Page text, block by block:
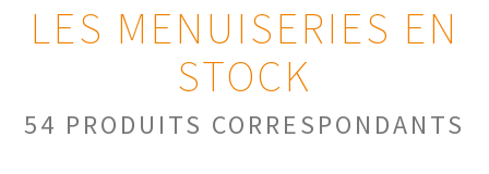
LES MENUISERIES EN
STOCK
54 PRODUITS CORRESPONDANTS